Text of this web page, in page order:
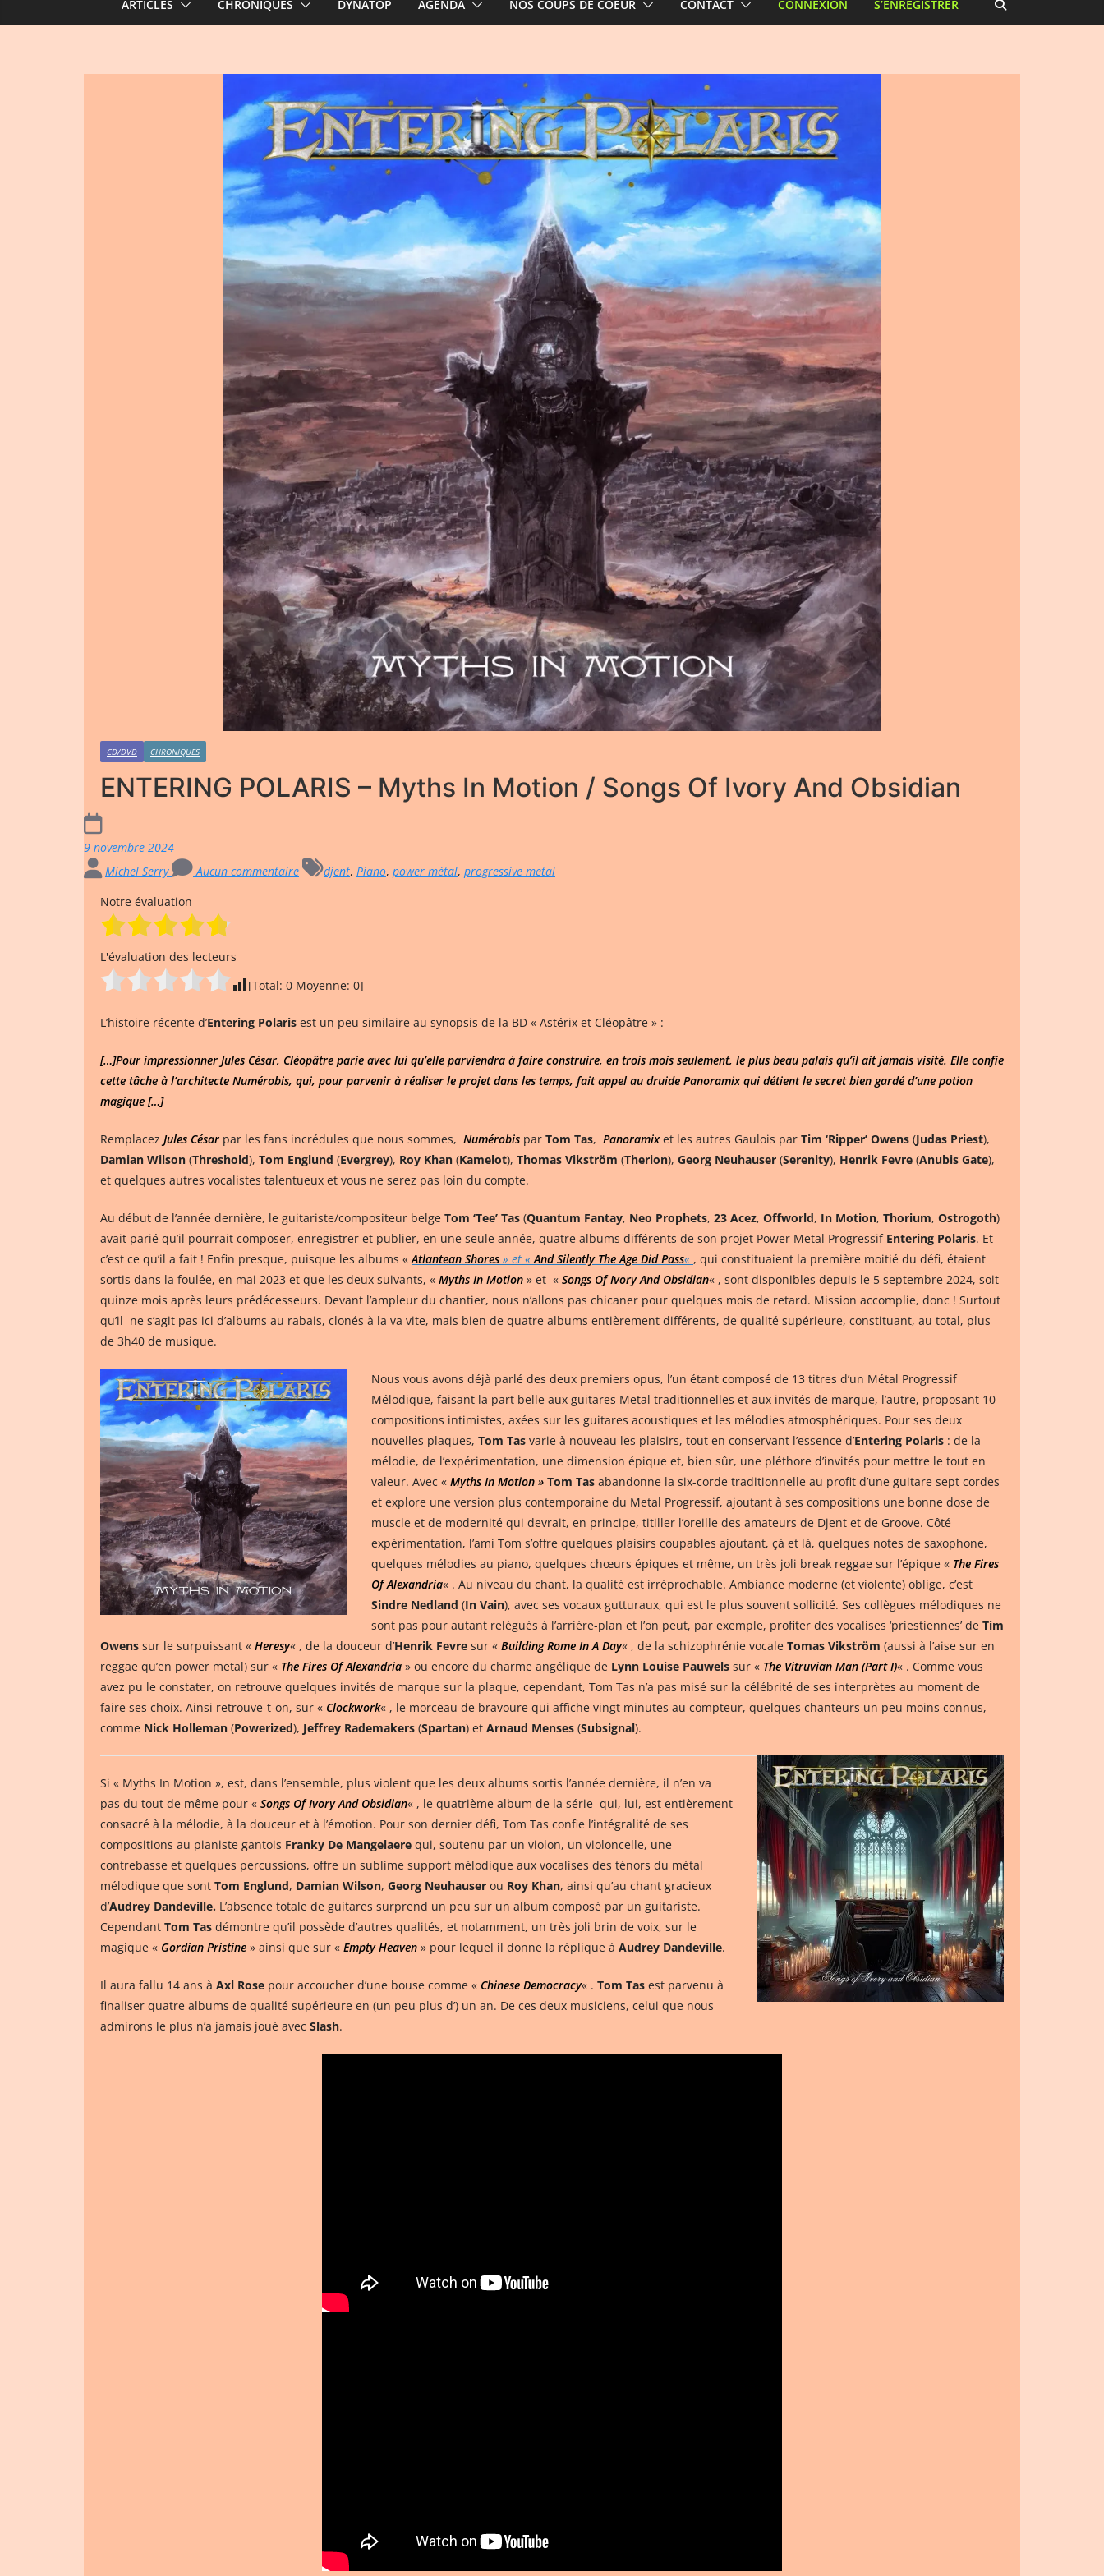
ARTICLES CHRONIQUES DYNATOP AGENDA NOS COUPS DE COEUR CONTACT CONNEXION S’ENREGISTRER
CD/DVD CHRONIQUES
ENTERING POLARIS – Myths In Motion / Songs Of Ivory And Obsidian
9 novembre 2024
Michel Serry
Aucun commentaire djent, Piano, power métal, progressive metal
Notre évaluation
L'évaluation des lecteurs
[Total: 0 Moyenne: 0]
L’histoire récente d’Entering Polaris est un peu similaire au synopsis de la BD « Astérix et Cléopâtre » :
[…]Pour impressionner Jules César, Cléopâtre parie avec lui qu’elle parviendra à faire construire, en trois mois seulement, le plus beau palais qu’il ait jamais visité. Elle confie
cette tâche à l’architecte Numérobis, qui, pour parvenir à réaliser le projet dans les temps, fait appel au druide Panoramix qui détient le secret bien gardé d’une potion
magique […]
Remplacez Jules César par les fans incrédules que nous sommes, Numérobis par Tom Tas, Panoramixet les autres Gaulois par Tim ‘Ripper’ Owens (Judas Priest),
Damian Wilson (Threshold), Tom Englund (Evergrey), Roy Khan (Kamelot), Thomas Vikström (Therion), Georg Neuhauser (Serenity), Henrik Fevre (Anubis Gate),
et quelques autres vocalistes talentueux et vous ne serez pas loin du compte.
Au début de l’année dernière, le guitariste/compositeur belge Tom ‘Tee’ Tas (Quantum Fantay, Neo Prophets, 23 Acez, Offworld, In Motion, Thorium, Ostrogoth)
avait parié qu’il pourrait composer, enregistrer et publier, en une seule année, quatre albums différents de son projet Power Metal Progressif Entering Polaris. Et
c’est ce qu’il a fait ! Enfin presque, puisque les albums «Atlantean Shores » et «And Silently The Age Did Pass« , qui constituaient la première moitié du défi, étaient
sortis dans la foulée, en mai 2023 et que les deux suivants, « Myths In Motion » et « Songs Of Ivory And Obsidian« , sont disponibles depuis le 5 septembre 2024, soit
quinze mois après leurs prédécesseurs. Devant l’ampleur du chantier, nous n’allons pas chicaner pour quelques mois de retard. Mission accomplie, donc ! Surtout
qu’il ne s’agit pas ici d’albums au rabais, clonés à la va vite, mais bien de quatre albums entièrement différents, de qualité supérieure, constituant, au total, plus
de 3h40 de musique.
Nous vous avons déjà parlé des deux premiers opus, l’un étant composé de 13 titres d’un Métal Progressif
Mélodique, faisant la part belle aux guitares Metal traditionnelles et aux invités de marque, l’autre, proposant 10
compositions intimistes, axées sur les guitares acoustiques et les mélodies atmosphériques. Pour ses deux
nouvelles plaques, Tom Tas varie à nouveau les plaisirs, tout en conservant l’essence d’Entering Polaris : de la
mélodie, de l’expérimentation, une dimension épique et, bien sûr, une pléthore d’invités pour mettre le tout en
valeur. Avec « Myths In Motion » Tom Tas abandonne la six-corde traditionnelle au profit d’une guitare sept cordes
et explore une version plus contemporaine du Metal Progressif, ajoutant à ses compositions une bonne dose de
muscle et de modernité qui devrait, en principe, titiller l’oreille des amateurs de Djent et de Groove. Côté
expérimentation, l’ami Tom s’offre quelques plaisirs coupables ajoutant, çà et là, quelques notes de saxophone,
quelques mélodies au piano, quelques chœurs épiques et même, un très joli break reggae sur l’épique « The Fires
Of Alexandria« . Au niveau du chant, la qualité est irréprochable. Ambiance moderne (et violente) oblige, c’est
Sindre Nedland (In Vain), avec ses vocaux gutturaux, qui est le plus souvent sollicité. Ses collègues mélodiques ne
sont pas pour autant relégués à l’arrière-plan et l’on peut, par exemple, profiter des vocalises ‘priestiennes’ de Tim
Owens sur le surpuissant « Heresy« , de la douceur d’Henrik Fevre sur « Building Rome In A Day« , de la schizophrénie vocale Tomas Vikström (aussi à l’aise sur en
reggae qu’en power metal) sur « The Fires Of Alexandria » ou encore du charme angélique de Lynn Louise Pauwels sur « The Vitruvian Man (Part I)« . Comme vous
avez pu le constater, on retrouve quelques invités de marque sur la plaque, cependant, Tom Tas n’a pas misé sur la célébrité de ses interprètes au moment de
faire ses choix. Ainsi retrouve-t-on, sur « Clockwork« , le morceau de bravoure qui affiche vingt minutes au compteur, quelques chanteurs un peu moins connus,
comme Nick Holleman (Powerized), Jeffrey Rademakers (Spartan) et Arnaud Menses (Subsignal).
Si « Myths In Motion », est, dans l’ensemble, plus violent que les deux albums sortis l’année dernière, il n’en va
pas du tout de même pour « Songs Of Ivory And Obsidian« , le quatrième album de la série qui, lui, est entièrement
consacré à la mélodie, à la douceur et à l’émotion. Pour son dernier défi, Tom Tas confie l’intégralité de ses
compositions au pianiste gantois Franky De Mangelaere qui, soutenu par un violon, un violoncelle, une
contrebasse et quelques percussions, offre un sublime support mélodique aux vocalises des ténors du métal
mélodique que sont Tom Englund, Damian Wilson, Georg Neuhauser ou Roy Khan, ainsi qu’au chant gracieux
d’Audrey Dandeville. L’absence totale de guitares surprend un peu sur un album composé par un guitariste.
Cependant Tom Tas démontre qu’il possède d’autres qualités, et notamment, un très joli brin de voix, sur le
magique « Gordian Pristine » ainsi que sur « Empty Heaven » pour lequel il donne la réplique à Audrey Dandeville.
Il aura fallu 14 ans à Axl Rose pour accoucher d’une bouse comme « Chinese Democracy« . Tom Tas est parvenu à
finaliser quatre albums de qualité supérieure en (un peu plus d’) un an. De ces deux musiciens, celui que nous
admirons le plus n’a jamais joué avec Slash.